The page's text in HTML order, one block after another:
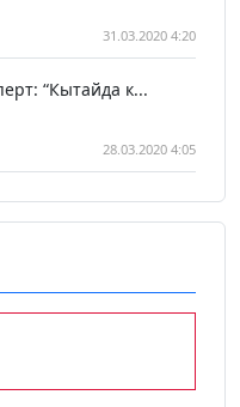
31.03.2020 4:20
“Кытайда к...
28.03.2020 4:05